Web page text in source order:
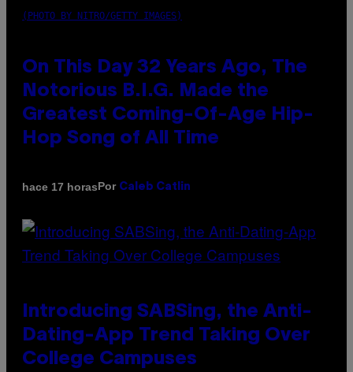
(PHOTO BY NITRO/GETTY IMAGES)
On This Day 32 Years Ago, The
Notorious B.I.G. Made the
Greatest Coming-Of-Age Hip-
Hop Song of All Time
hace 17 horasPor Caleb Catlin
Introducing SABSing, the Anti-
Dating-App Trend Taking Over
College Campuses